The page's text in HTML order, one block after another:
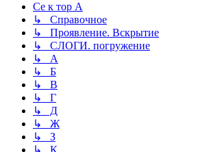
Се к тор А
↳ Справочное
↳ Проявление. Вскрытие
↳ СЛОГИ. погружение
↳ А
↳ Б
↳ В
↳ Г
↳ Д
↳ Ж
↳ З